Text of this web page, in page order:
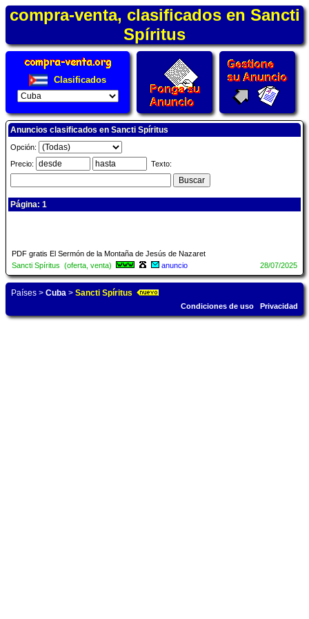
compra-venta, clasificados en Sancti
Spíritus
Clasificados
Anuncios clasificados en Sancti Spíritus
Opción:
Precio:
Texto:
Página: 1
PDF gratis El Sermón de la Montaña de Jesús de Nazaret
Sancti Spíritus (oferta, venta)
anuncio 28/07/2025
Países > Cuba > Sancti Spíritus
Condiciones de uso Privacidad